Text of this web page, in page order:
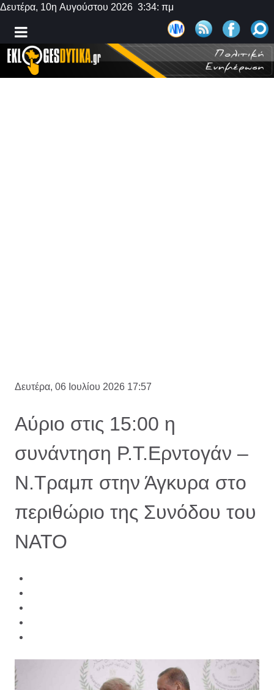
Δευτέρα, 10η Αυγούστου 2026 3:34: πμ
Δευτέρα, 06 Ιουλίου 2026 17:57
Αύριο στις 15:00 η
συνάντηση Ρ.Τ.Ερντογάν –
Ν.Τραμπ στην Άγκυρα στο
περιθώριο της Συνόδου του
ΝΑΤΟ